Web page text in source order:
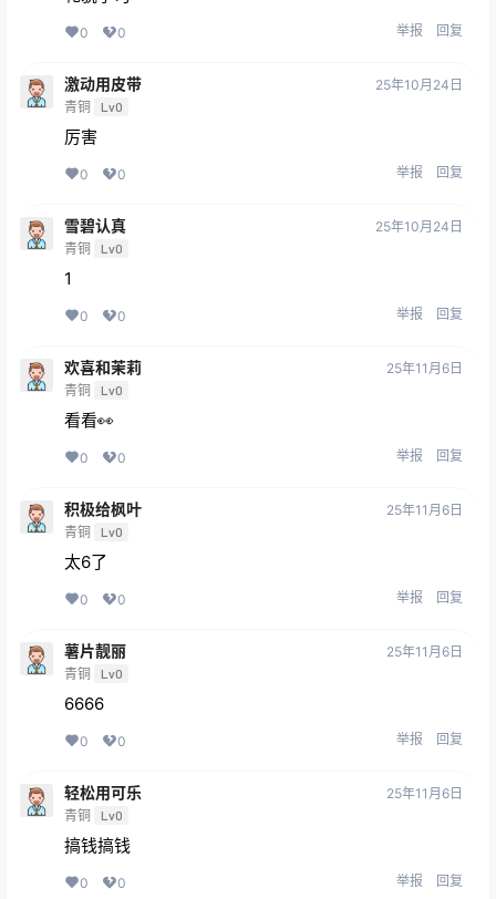
0 0 举报 回复
激动用皮带
青铜 Lv0
25年10月24日
厉害
0 0 举报 回复
雪碧认真
青铜 Lv0
25年10月24日
1
0 0 举报 回复
欢喜和茉莉
青铜 Lv0
25年11月6日
看看👀
0 0 举报 回复
积极给枫叶
青铜 Lv0
25年11月6日
太6了
0 0 举报 回复
薯片靓丽
青铜 Lv0
25年11月6日
6666
0 0 举报 回复
轻松用可乐
青铜 Lv0
25年11月6日
搞钱搞钱
0 0 举报 回复